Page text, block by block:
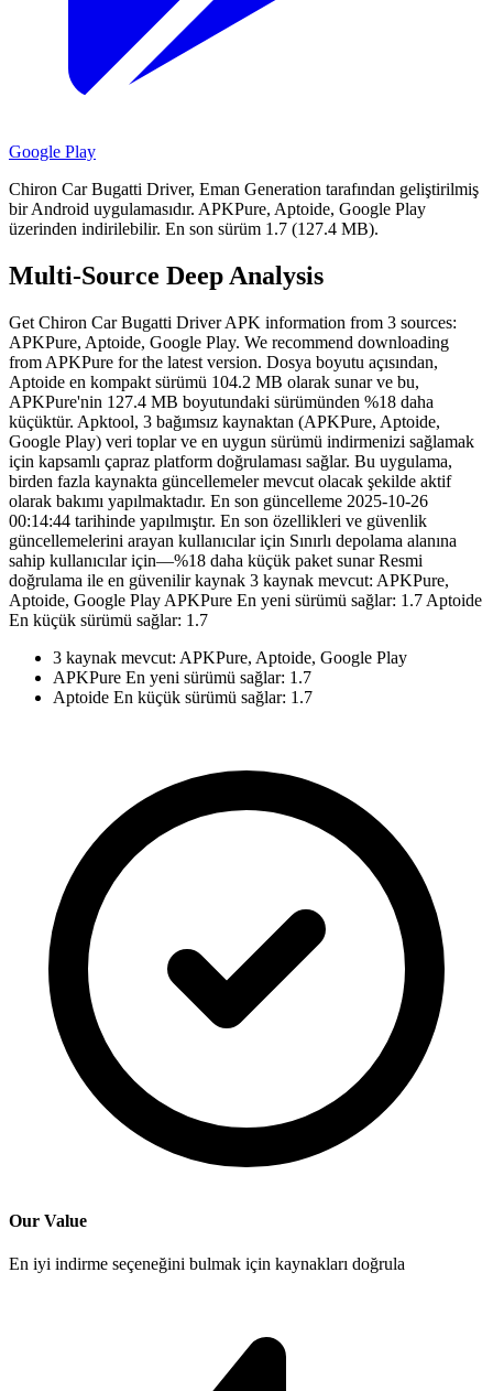
Google Play
Chiron Car Bugatti Driver, Eman Generation tarafından geliştirilmiş
bir Android uygulamasıdır. APKPure, Aptoide, Google Play
üzerinden indirilebilir. En son sürüm 1.7 (127.4 MB).
Multi-Source Deep Analysis
Get Chiron Car Bugatti Driver APK information from 3 sources:
APKPure, Aptoide, Google Play. We recommend downloading
from APKPure for the latest version. Dosya boyutu açısından,
Aptoide en kompakt sürümü 104.2 MB olarak sunar ve bu,
APKPure'nin 127.4 MB boyutundaki sürümünden %18 daha
küçüktür. Apktool, 3 bağımsız kaynaktan (APKPure, Aptoide,
Google Play) veri toplar ve en uygun sürümü indirmenizi sağlamak
için kapsamlı çapraz platform doğrulaması sağlar. Bu uygulama,
birden fazla kaynakta güncellemeler mevcut olacak şekilde aktif
olarak bakımı yapılmaktadır. En son güncelleme 2025-10-26
00:14:44 tarihinde yapılmıştır. En son özellikleri ve güvenlik
güncellemelerini arayan kullanıcılar için Sınırlı depolama alanına
sahip kullanıcılar için—%18 daha küçük paket sunar Resmi
doğrulama ile en güvenilir kaynak 3 kaynak mevcut: APKPure,
Aptoide, Google Play APKPure En yeni sürümü sağlar: 1.7 Aptoide
En küçük sürümü sağlar: 1.7
3 kaynak mevcut: APKPure, Aptoide, Google Play
APKPure En yeni sürümü sağlar: 1.7
Aptoide En küçük sürümü sağlar: 1.7
Our Value
En iyi indirme seçeneğini bulmak için kaynakları doğrula